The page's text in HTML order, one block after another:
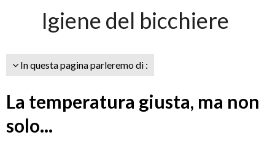
Igiene del bicchiere
In questa pagina parleremo di :
La temperatura giusta, ma non
solo...